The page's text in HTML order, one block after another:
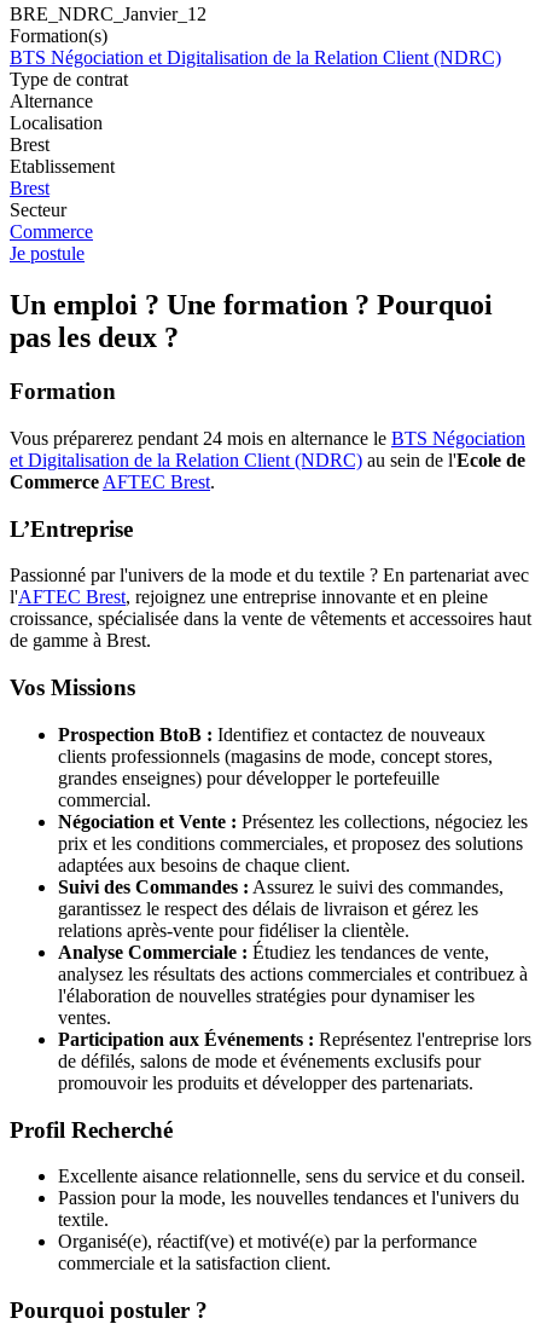
BRE_NDRC_Janvier_12
Formation(s)
BTS Négociation et Digitalisation de la Relation Client (NDRC)
Type de contrat
Alternance
Localisation
Brest
Etablissement
Brest
Secteur
Commerce
Je postule
Un emploi ? Une formation ? Pourquoi
pas les deux ?
Formation
Vous préparerez pendant 24 mois en alternance le BTS Négociation
et Digitalisation de la Relation Client (NDRC) au sein de l'Ecole de
Commerce AFTEC Brest.
L’Entreprise
Passionné par l'univers de la mode et du textile ? En partenariat avec
l'AFTEC Brest, rejoignez une entreprise innovante et en pleine
croissance, spécialisée dans la vente de vêtements et accessoires haut
de gamme à Brest.
Vos Missions
Prospection BtoB : Identifiez et contactez de nouveaux
clients professionnels (magasins de mode, concept stores,
grandes enseignes) pour développer le portefeuille
commercial.
Négociation et Vente : Présentez les collections, négociez les
prix et les conditions commerciales, et proposez des solutions
adaptées aux besoins de chaque client.
Suivi des Commandes : Assurez le suivi des commandes,
garantissez le respect des délais de livraison et gérez les
relations après-vente pour fidéliser la clientèle.
Analyse Commerciale : Étudiez les tendances de vente,
analysez les résultats des actions commerciales et contribuez à
l'élaboration de nouvelles stratégies pour dynamiser les
ventes.
Participation aux Événements : Représentez l'entreprise lors
de défilés, salons de mode et événements exclusifs pour
promouvoir les produits et développer des partenariats.
Profil Recherché
Excellente aisance relationnelle, sens du service et du conseil.
Passion pour la mode, les nouvelles tendances et l'univers du
textile.
Organisé(e), réactif(ve) et motivé(e) par la performance
commerciale et la satisfaction client.
Pourquoi postuler ?